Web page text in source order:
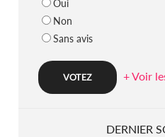
Oui
Non
Sans avis
+ Voir
DERNIER